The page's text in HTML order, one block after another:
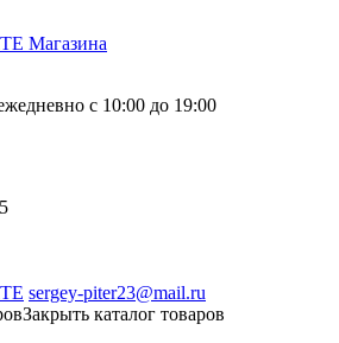
Магазина
с 10:00 до 19:00
sergey-piter23@mail.ru
Закрыть каталог товаров